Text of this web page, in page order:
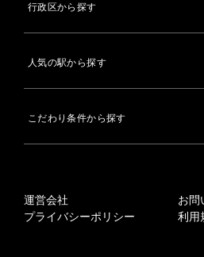
行政区から探す
人気の駅から探す
こだわり条件から探す
運営会社
お問
プライバシーポリシー
利用